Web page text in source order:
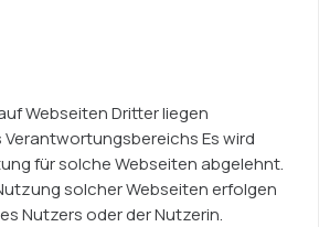
Webseiten Dritter liegen
Es wird
für solche Webseiten abgelehnt.
solcher Webseiten erfolgen
Nutzers oder der Nutzerin.